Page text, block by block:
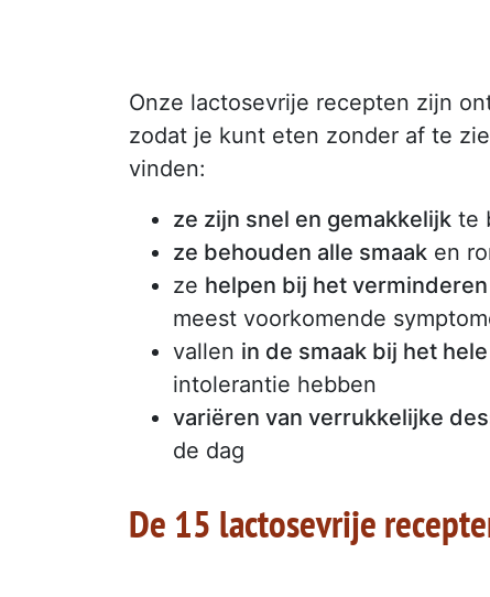
Onze lactosevrije recepten zijn
zodat je kunt eten zonder af te
vinden:
ze zijn snel en gemakkelijk te
ze behouden alle smaak en
ze helpen bij het
meest voorkomende
vallen in de smaak bij het
intolerantie hebben
variëren van verrukkelijke
de dag
De 15 lactosevrije